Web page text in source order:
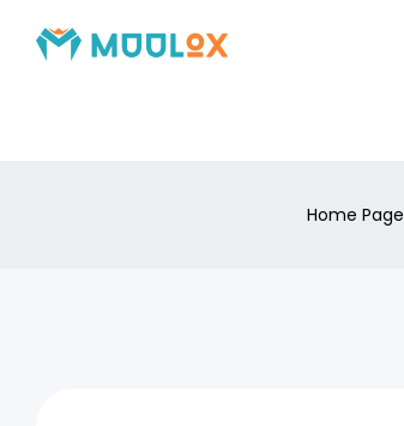
Home Page